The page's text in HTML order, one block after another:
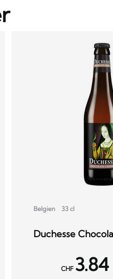
Belgien 33 cl
Duchesse
CHF 3.84